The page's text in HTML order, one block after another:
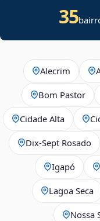
35
Alecrim
Bom Pastor
Cidade Alta
Dix‑Sept Rosado
Igapó
Lagoa Seca
Nossa